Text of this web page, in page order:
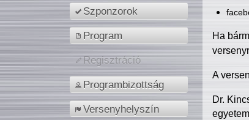
Szponzorok
Program
Regisztráció
Programbizottság
Versenyhelyszín
Ha
A
Dr.